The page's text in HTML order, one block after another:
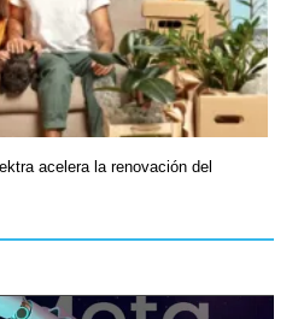
acelera la renovación del